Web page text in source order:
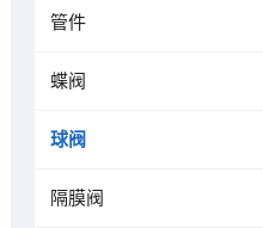
管件
蝶阀
球阀
隔膜阀